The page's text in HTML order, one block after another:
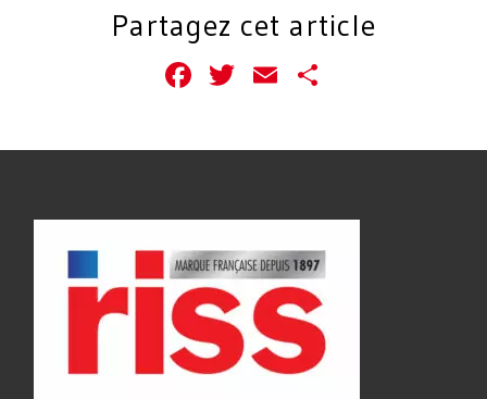
Partagez cet article
Facebook
Twitter
Email